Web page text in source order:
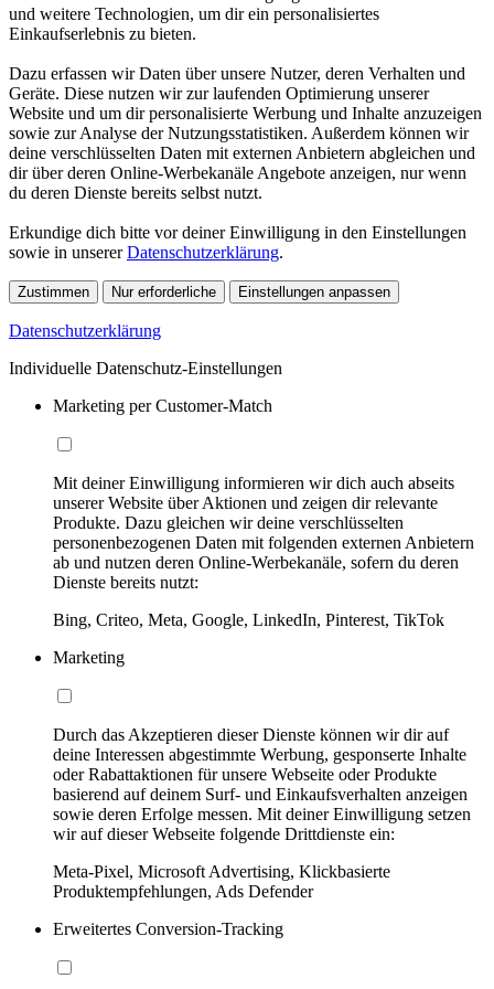
und weitere Technologien, um dir ein personalisiertes
Einkaufserlebnis zu bieten.
Dazu erfassen wir Daten über unsere Nutzer, deren Verhalten und
Geräte. Diese nutzen wir zur laufenden Optimierung unserer
Website und um dir personalisierte Werbung und Inhalte anzuzeigen
sowie zur Analyse der Nutzungsstatistiken. Außerdem können wir
deine verschlüsselten Daten mit externen Anbietern abgleichen und
dir über deren Online-Werbekanäle Angebote anzeigen, nur wenn
du deren Dienste bereits selbst nutzt.
Erkundige dich bitte vor deiner Einwilligung in den Einstellungen
sowie in unsererDatenschutzerklärung.
Zustimmen Nur erforderliche Einstellungen anpassen
Datenschutzerklärung
Individuelle Datenschutz-Einstellungen
Marketing per Customer-Match
Mit deiner Einwilligung informieren wir dich auch abseits
unserer Website über Aktionen und zeigen dir relevante
Produkte. Dazu gleichen wir deine verschlüsselten
personenbezogenen Daten mit folgenden externen Anbietern
ab und nutzen deren Online-Werbekanäle, sofern du deren
Dienste bereits nutzt:
Bing, Criteo, Meta, Google, LinkedIn, Pinterest, TikTok
Marketing
Durch das Akzeptieren dieser Dienste können wir dir auf
deine Interessen abgestimmte Werbung, gesponserte Inhalte
oder Rabattaktionen für unsere Webseite oder Produkte
basierend auf deinem Surf- und Einkaufsverhalten anzeigen
sowie deren Erfolge messen. Mit deiner Einwilligung setzen
wir auf dieser Webseite folgende Drittdienste ein:
Meta-Pixel, Microsoft Advertising, Klickbasierte
Produktempfehlungen, Ads Defender
Erweitertes Conversion-Tracking